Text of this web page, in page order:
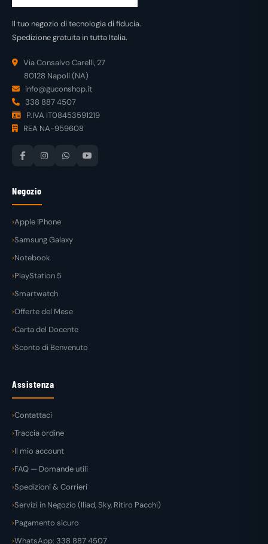
Il tuo negozio di tecnologia di fiducia.
Spedizione gratuita in tutta Italia.
Via Consalvo Carelli, 27
80128 Napoli (NA)
info@guconshop.it
338 887 4507
P.IVA IT08453591219
REA NA-959608
Negozio
Apple iPhone
Samsung Galaxy
Notebook
PlayStation 5
Smartwatch
Offerte del Mese
Carta del Docente
Sconto di Benvenuto
Assistenza
Contattaci
Traccia ordine
Il mio account
FAQ — Domande utili
Spedizioni & Corrieri
Servizi in Negozio (Iliad, Sky, Ritiro Pacchi)
Pagamento sicuro
WhatsApp: 338 887 4507